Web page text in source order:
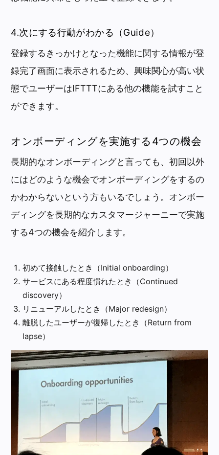
4.次にする行動がわかる（Guide）
登録するきっかけとなった機能に関する情報が登
録完了画面に表示されるため、興味関心が高い状
態でユーザーはIFTTTにある他の機能を試すこと
ができます。
オンボーディングを実施する4つの機会
長期的なオンボーディングと言っても、初回以外
にはどのような機会でオンボーディングをするの
かわからないという方もいるでしょう。オンボー
ディングを長期的なカスタマージャーニーで実施
する4つの機会を紹介します。
初めて接触したとき（Initial onboarding）
サービスにある程度慣れたとき（Continued
discovery）
リニューアルしたとき（Major redesign）
離脱したユーザーが復帰したとき（Return from
lapse）